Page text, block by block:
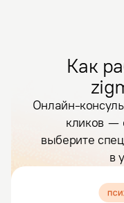
Как
Онлайн-
кликов —
выберите
в